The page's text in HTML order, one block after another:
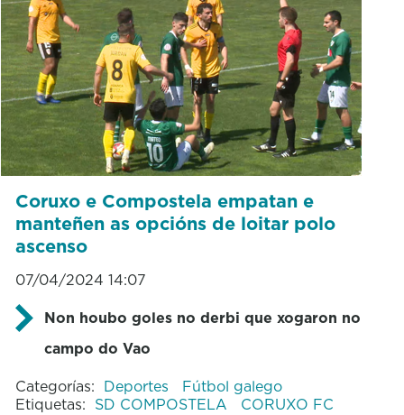
Coruxo e Compostela empatan e
manteñen as opcións de loitar polo
ascenso
07/04/2024 14:07
Non houbo goles no derbi que xogaron no
campo do Vao
Categorías: Deportes
Fútbol galego
Etiquetas: SD COMPOSTELA CORUXO FC